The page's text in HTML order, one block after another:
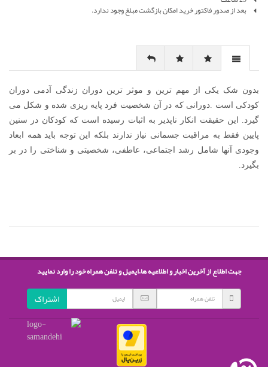
بعد از صدور فاکتور خرید امکان بازگشت مبلغ وجود ندارد.
بدون شک یکی از مهم ترین و موثر ترین دوران زندگی آدمی دوران
کودکی است .دورانی که در آن شخصیت فرد پایه ریزی شده و شکل می
گیرد. این حقیقت انکار ناپذیر به اثبات رسیده است که کودکان در سنین
پایین فقط به مراقبت جسمانی نیاز ندارند بلکه این توجه باید همه ابعاد
وجودی آنها شامل رشد اجتماعی، عاطفی، شخصیتی و شناختی را در بر
بگیرد.
جهت اطلاع از آخرین اخبار و اطلاعیه ها،ایمیل و تلفن همراه خود را وارد نمایید
اشتراک